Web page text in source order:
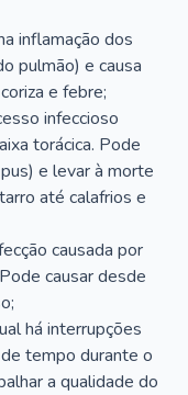
inflamação dos
pulmão) e causa
e febre;
infeccioso
torácica. Pode
e levar à morte
até calafrios e
causada por
causar desde
há interrupções
tempo durante o
a qualidade do